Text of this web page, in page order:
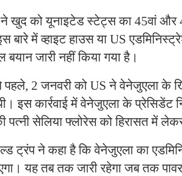
खुद को यूनाइटेड स्टेट्स का 45वां और
बारे में व्हाइट हाउस या US
बयान जारी नहीं किया गया है।
2 जनवरी को US ने वेनेजुएला के
इस कार्रवाई में वेनेजुएला के प्रेसिडेंट
पत्नी सेलिया फ्लोरेस को हिरासत में
ट्रंप ने कहा है कि वेनेजुएला का
यह तब तक जारी रहेगा जब तक